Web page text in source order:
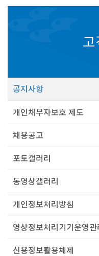
공지사항
개인채무자보호 제도
채용공고
포토갤러리
동영상갤러리
개인정보처리방침
영상정보처리기기운영관
신용정보활용체제